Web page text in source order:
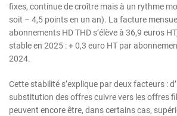
fixes, continue de croître mais à un rythme
soit – 4,5 points en un an). La facture
abonnements HD THD s’élève à 36,9 euros
stable en 2025 : + 0,3 euro HT par
2024.
Cette stabilité s’explique par deux facteurs :
substitution des offres cuivre vers les offres
peuvent encore être, dans certains cas,